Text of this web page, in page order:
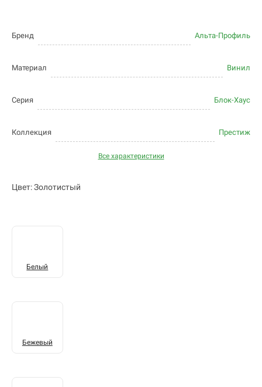
Бренд Альта-Профиль
Материал Винил
Серия Блок-Хаус
Коллекция Престиж
Все характеристики
Цвет: Золотистый
Белый
Бежевый